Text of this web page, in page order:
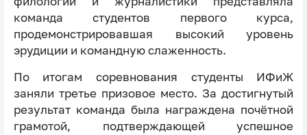
команда студентов первого курса,
продемонстрировавшая высокий уровень
эрудиции и командную слаженность.
По итогам соревнования студенты ИФиЖ
заняли третье призовое место. За достигнутый
результат команда была награждена почётной
грамотой, подтверждающей успешное